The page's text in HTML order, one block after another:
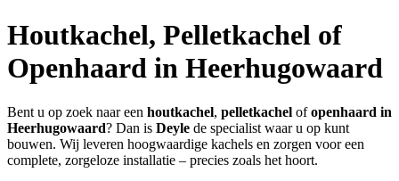
Houtkachel, Pelletkachel of
Openhaard in Heerhugowaard
Bent u op zoek naar een houtkachel, pelletkachel ofopenhaard in
Heerhugowaard? Dan is Deyle de specialist waar u op kunt
bouwen. Wij leveren hoogwaardige kachels en zorgen voor een
complete, zorgeloze installatie – precies zoals het hoort.